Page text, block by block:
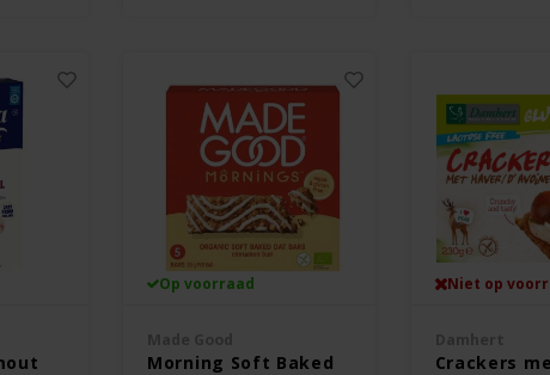
Op voorraad
Morning Soft Baked
Niet op
Crackers